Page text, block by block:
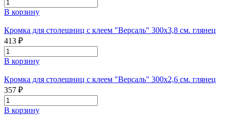
В корзину
Кромка для столешниц с клеем "Версаль" 300х3,8 см. глянец
413 ₽
В корзину
Кромка для столешниц с клеем "Версаль" 300х2,6 см. глянец
357 ₽
В корзину